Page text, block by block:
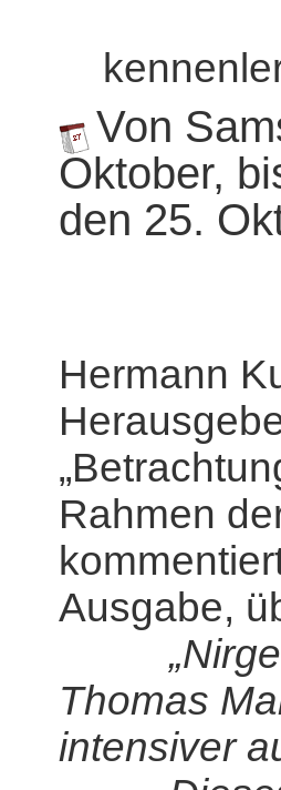
Von
Oktober,
den 25.
Hermann
Rahmen
Ausgabe,
Thomas
intensiver